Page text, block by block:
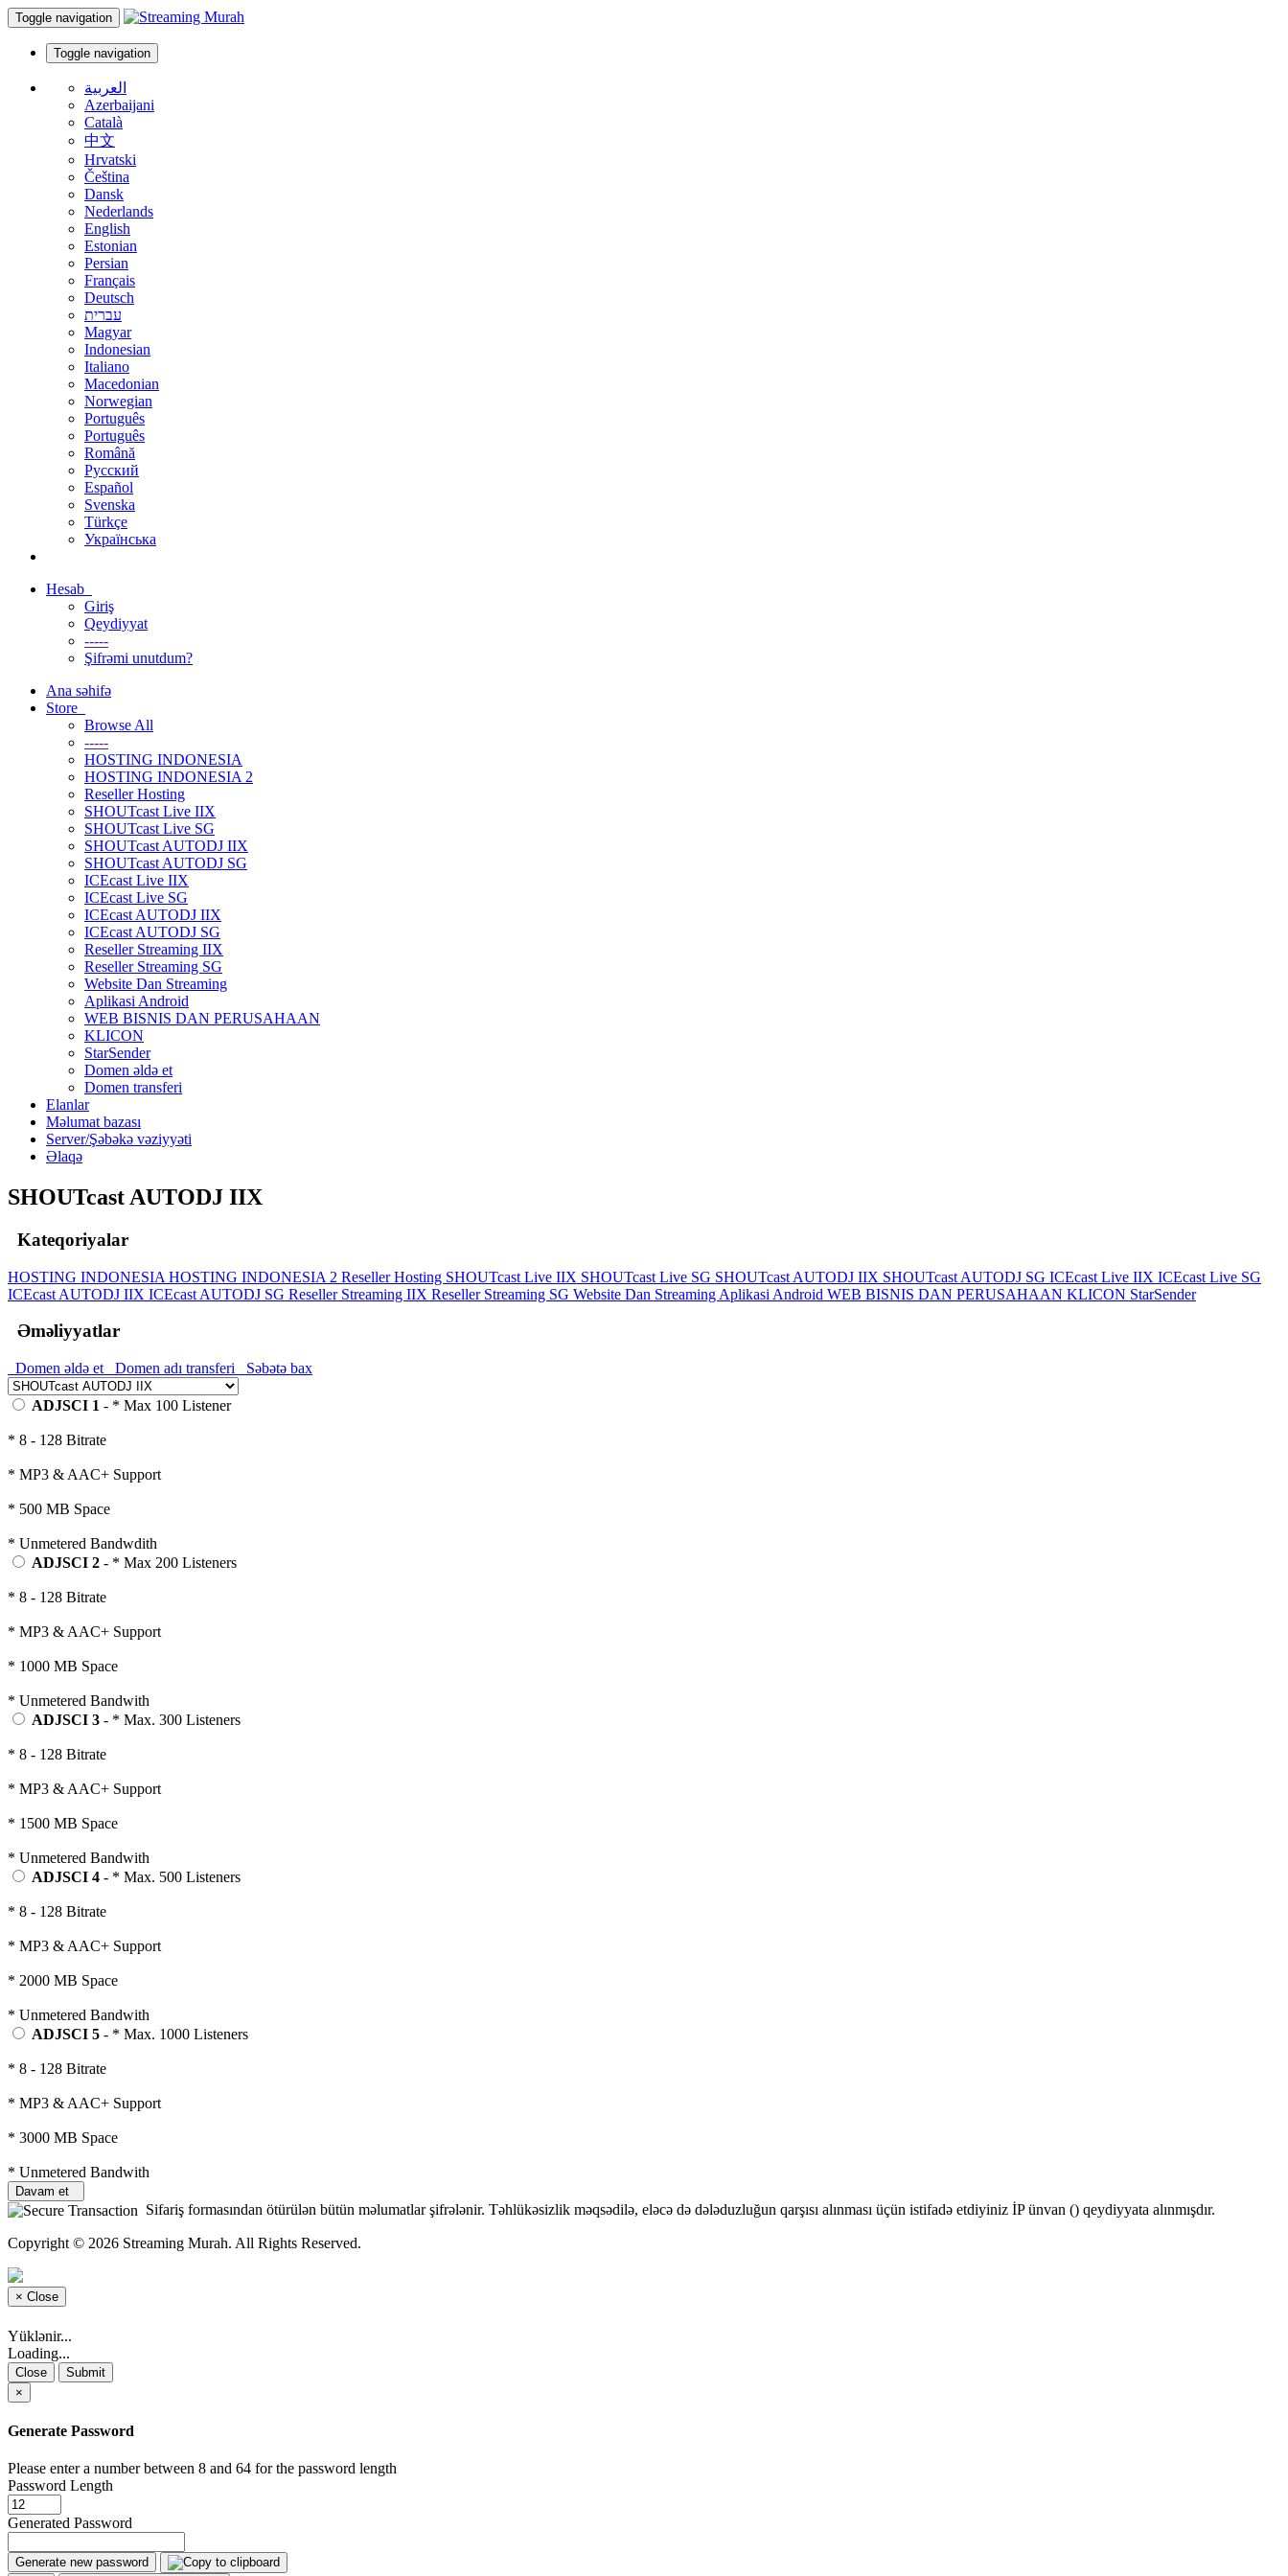
Toggle navigation
Toggle navigation
العربية
Azerbaijani
Català
中文
Hrvatski
Čeština
Dansk
Nederlands
English
Estonian
Persian
Français
Deutsch
עברית
Magyar
Indonesian
Italiano
Macedonian
Norwegian
Português
Português
Română
Русский
Español
Svenska
Türkçe
Українська
Hesab
Giriş
Qeydiyyat
-----
Şifrəmi unutdum?
Ana səhifə
Store
Browse All
-----
HOSTING INDONESIA
HOSTING INDONESIA 2
Reseller Hosting
SHOUTcast Live IIX
SHOUTcast Live SG
SHOUTcast AUTODJ IIX
SHOUTcast AUTODJ SG
ICEcast Live IIX
ICEcast Live SG
ICEcast AUTODJ IIX
ICEcast AUTODJ SG
Reseller Streaming IIX
Reseller Streaming SG
Website Dan Streaming
Aplikasi Android
WEB BISNIS DAN PERUSAHAAN
KLICON
StarSender
Domen əldə et
Domen transferi
Elanlar
Məlumat bazası
Server/Şəbəkə vəziyyəti
Əlaqə
SHOUTcast AUTODJ IIX
Kateqoriyalar
HOSTING INDONESIA HOSTING INDONESIA 2 Reseller Hosting SHOUTcast Live IIX SHOUTcast Live SG SHOUTcast AUTODJ IIX SHOUTcast AUTODJ SG ICEcast Live IIX ICEcast Live SG
ICEcast AUTODJ IIX ICEcast AUTODJ SG Reseller Streaming IIX Reseller Streaming SG Website Dan Streaming Aplikasi Android WEB BISNIS DAN PERUSAHAAN KLICON StarSender
Əməliyyatlar
Domen əldə et Domen adı transferi Səbətə bax
ADJSCI 1 - * Max 100 Listener
* 8 - 128 Bitrate
* MP3 & AAC+ Support
* 500 MB Space
* Unmetered Bandwdith
ADJSCI 2 - * Max 200 Listeners
* 8 - 128 Bitrate
* MP3 & AAC+ Support
* 1000 MB Space
* Unmetered Bandwith
ADJSCI 3 - * Max. 300 Listeners
* 8 - 128 Bitrate
* MP3 & AAC+ Support
* 1500 MB Space
* Unmetered Bandwith
ADJSCI 4 - * Max. 500 Listeners
* 8 - 128 Bitrate
* MP3 & AAC+ Support
* 2000 MB Space
* Unmetered Bandwith
ADJSCI 5 - * Max. 1000 Listeners
* 8 - 128 Bitrate
* MP3 & AAC+ Support
* 3000 MB Space
* Unmetered Bandwith
Davam et
Sifariş formasından ötürülən bütün məlumatlar şifrələnir. Təhlükəsizlik məqsədilə, eləcə də dələduzluğun qarşısı alınması üçün istifadə etdiyiniz İP ünvan () qeydiyyata alınmışdır.
Copyright © 2026 Streaming Murah. All Rights Reserved.
× Close
Yüklənir...
Loading...
Close
Submit
×
Generate Password
Please enter a number between 8 and 64 for the password length
Password Length
Generated Password
Generate new password